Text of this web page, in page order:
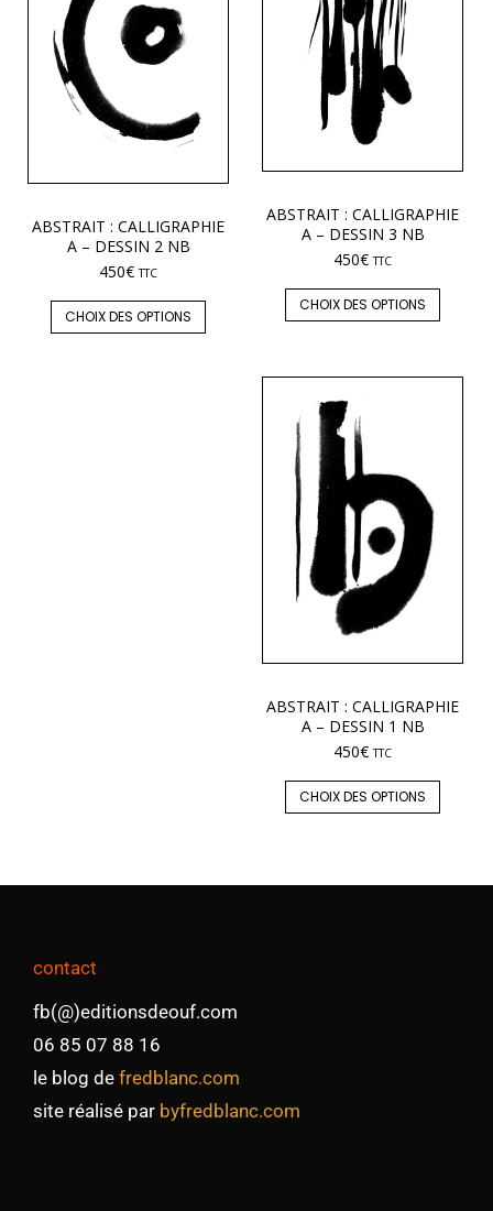
ABSTRAIT : CALLIGRAPHIE
A – DESSIN 3 NB
450€ TTC
CHOIX DES OPTIONS
ABSTRAIT : CALLIGRAPHIE
A – DESSIN 2 NB
450€ TTC
CHOIX DES OPTIONS
ABSTRAIT : CALLIGRAPHIE
A – DESSIN 1 NB
450€ TTC
CHOIX DES OPTIONS
contact
fb(@)editionsdeouf.com
06 85 07 88 16
le blog de fredblanc.com
site réalisé par byfredblanc.com